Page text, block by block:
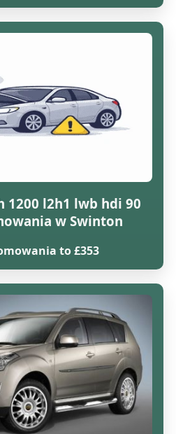
1200 l2h1 lwb hdi 90
w Swinton
to £353